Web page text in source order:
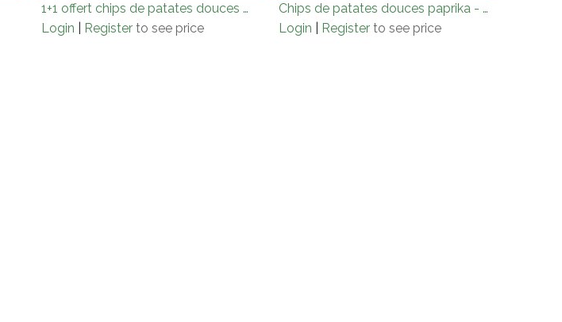
1+1 offert chips de patates douces à la truffe - 90g
Login
Register to see price
Chips de patates douces paprika - 90 gr
Login
Register to see price